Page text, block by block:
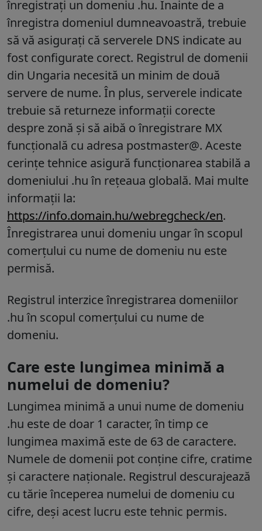
înregistrați un domeniu .hu. Înainte de a
înregistra domeniul dumneavoastră, trebuie
să vă asigurați că serverele DNS indicate au
fost configurate corect. Registrul de domenii
din Ungaria necesită un minim de două
servere de nume. În plus, serverele indicate
trebuie să returneze informații corecte
despre zonă și să aibă o înregistrare MX
funcțională cu adresa postmaster@. Aceste
cerințe tehnice asigură funcționarea stabilă a
domeniului .hu în rețeaua globală. Mai multe
informații la:
https://info.domain.hu/webregcheck/en.
Înregistrarea unui domeniu ungar în scopul
comerțului cu nume de domeniu nu este
permisă.
Registrul interzice înregistrarea domeniilor
.hu în scopul comerțului cu nume de
domeniu.
Care este lungimea minimă a
numelui de domeniu?
Lungimea minimă a unui nume de domeniu
.hu este de doar 1 caracter, în timp ce
lungimea maximă este de 63 de caractere.
Numele de domenii pot conține cifre, cratime
și caractere naționale. Registrul descurajează
cu tărie începerea numelui de domeniu cu
cifre, deși acest lucru este tehnic permis.